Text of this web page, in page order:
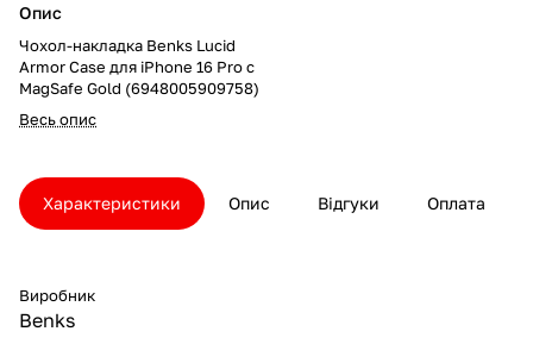
Опис
Чохол-накладка Benks Lucid
Armor Case для iPhone 16 Pro с
MagSafe Gold (6948005909758)
Весь опис
Характеристики Опис Відгуки Оплата
Виробник
Benks